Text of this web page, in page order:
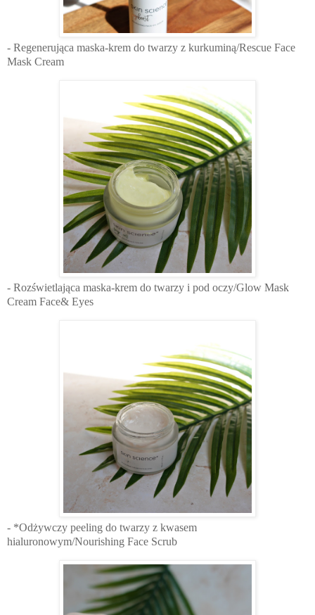
- Regenerująca maska-krem do twarzy z kurkuminą/Rescue Face
Mask Cream
- Rozświetlająca maska-krem do twarzy i pod oczy/Glow Mask
Cream Face& Eyes
- *Odżywczy peeling do twarzy z kwasem
hialuronowym/Nourishing Face Scrub